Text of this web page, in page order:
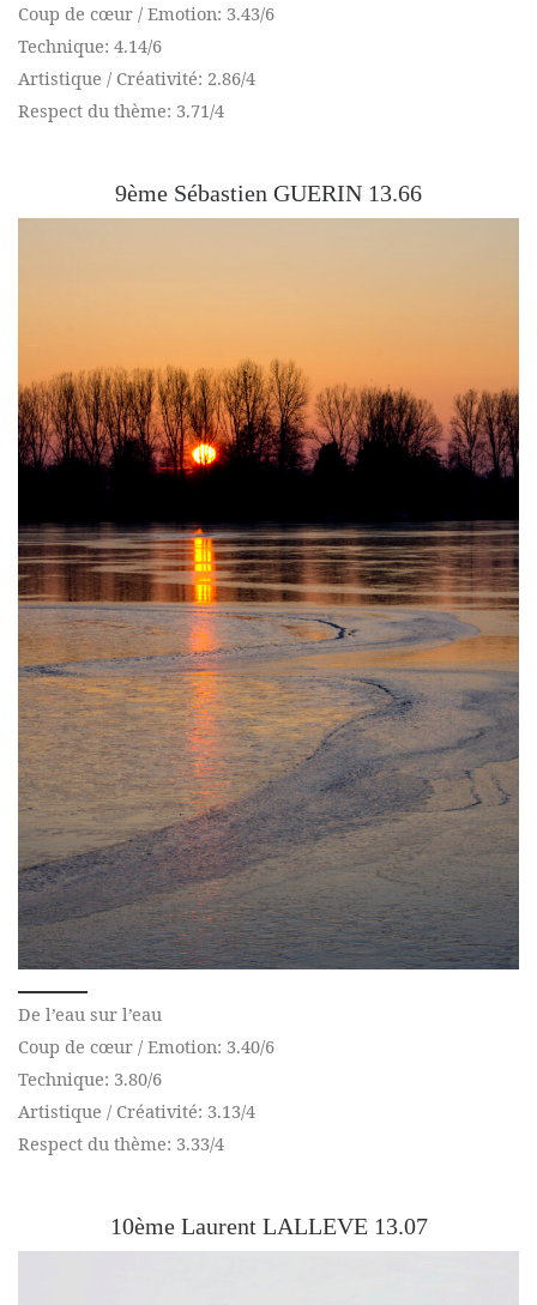
Coup de cœur / Emotion: 3.43/6
Technique: 4.14/6
Artistique / Créativité: 2.86/4
Respect du thème: 3.71/4
9ème Sébastien GUERIN 13.66
De l’eau sur l’eau
Coup de cœur / Emotion: 3.40/6
Technique: 3.80/6
Artistique / Créativité: 3.13/4
Respect du thème: 3.33/4
10ème Laurent LALLEVE 13.07